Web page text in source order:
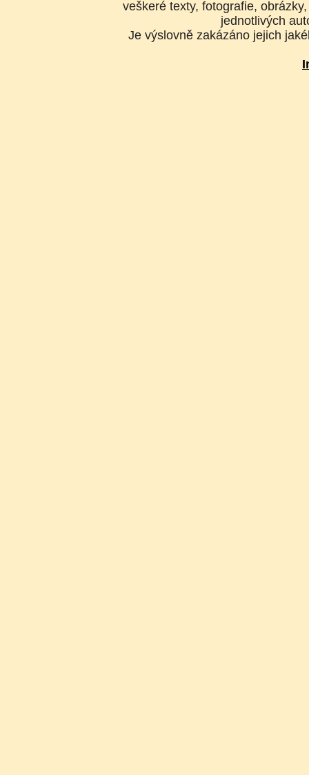
veškeré texty, fotografie,
jednotlivých
Je výslovně zakázáno jejich